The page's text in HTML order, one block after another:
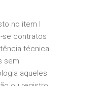
no item I
se contratos
técnica
sem
aqueles